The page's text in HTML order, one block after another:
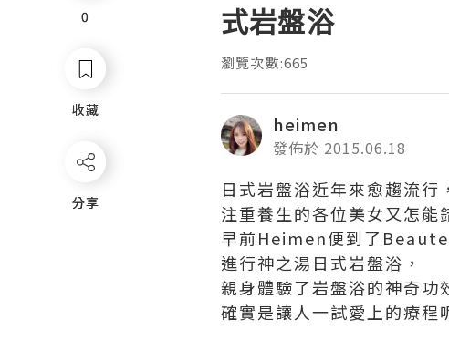
0
收藏
分享
式岩盤浴
瀏覽次數:665
heimen
發佈於 2015.06.18
日式岩盤浴近年來愈趨流行，
注重養生的各位美女又怎能
早前Heimen便到了
進行神之湯日式岩盤浴，
親身體驗了岩盤浴的神奇功
確實是讓人一試愛上的療程
0
收藏
分享